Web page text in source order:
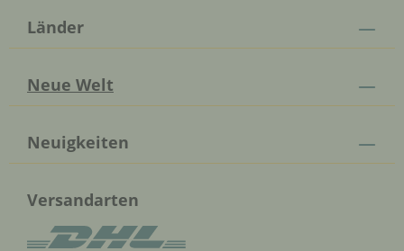
Länder
Neue Welt
Neuigkeiten
Versandarten